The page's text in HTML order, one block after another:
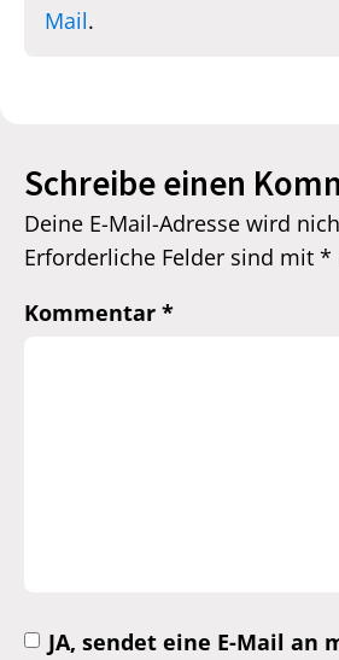
Mail.
Schreibe einen
Deine E-Mail-Adresse wird
Erforderliche Felder sind mit *
Kommentar *
JA, sendet eine E-Mail an